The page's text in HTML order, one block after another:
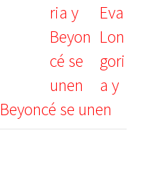
Eva
Lon
gori
a y
Beyoncé se unen